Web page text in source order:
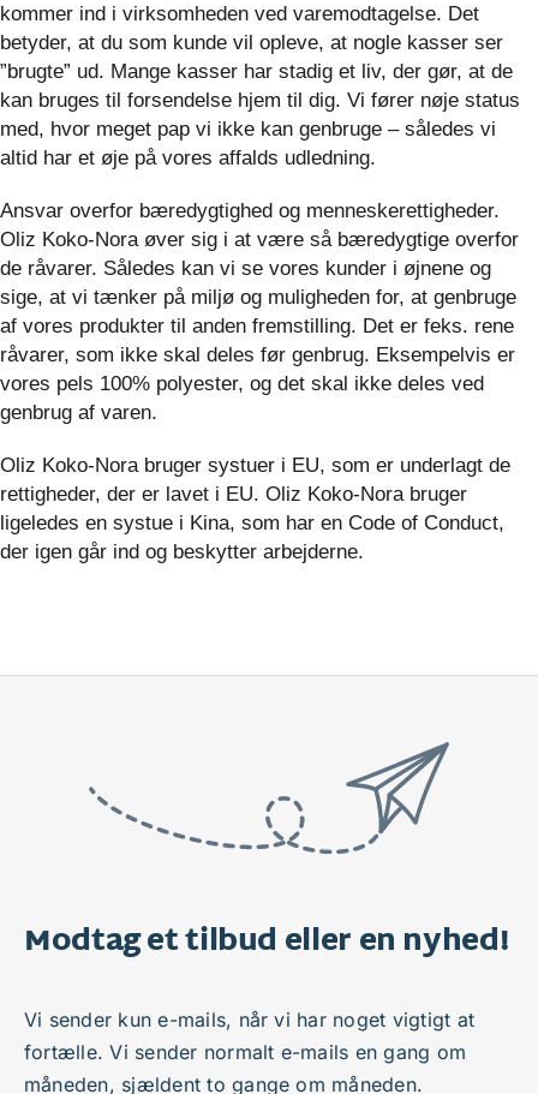
kommer ind i virksomheden ved varemodtagelse. Det
betyder, at du som kunde vil opleve, at nogle kasser ser
”brugte” ud. Mange kasser har stadig et liv, der gør, at de
kan bruges til forsendelse hjem til dig. Vi fører nøje status
med, hvor meget pap vi ikke kan genbruge – således vi
altid har et øje på vores affalds udledning.
Ansvar overfor bæredygtighed og menneskerettigheder.
Oliz Koko-Nora øver sig i at være så bæredygtige overfor
de råvarer. Således kan vi se vores kunder i øjnene og
sige, at vi tænker på miljø og muligheden for, at genbruge
af vores produkter til anden fremstilling. Det er feks. rene
råvarer, som ikke skal deles før genbrug. Eksempelvis er
vores pels 100% polyester, og det skal ikke deles ved
genbrug af varen.
Oliz Koko-Nora bruger systuer i EU, som er underlagt de
rettigheder, der er lavet i EU. Oliz Koko-Nora bruger
ligeledes en systue i Kina, som har en Code of Conduct,
der igen går ind og beskytter arbejderne.
Modtag et tilbud eller en nyhed!
Vi sender kun e-mails, når vi har noget vigtigt at
fortælle. Vi sender normalt e-mails en gang om
måneden, sjældent to gange om måneden.